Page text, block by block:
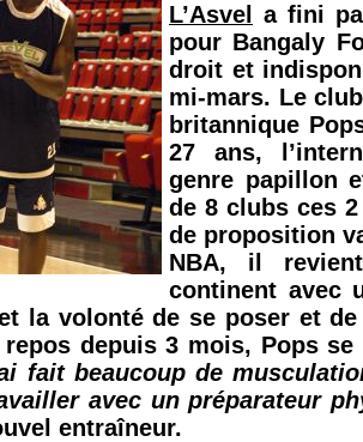
L’Asvel
a fini
pour Bangaly
droit et
mi-mars. Le
britannique
27 ans,
genre papillon
de 8 clubs ces
de proposition
NBA, il
continent avec
la volonté de se poser et
repos depuis 3 mois, Pops
fait beaucoup de
avec un préparateur
entraîneur.